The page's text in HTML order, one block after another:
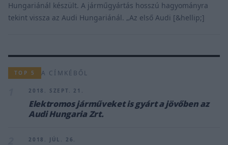
Hungariánál készült. A járműgyártás hosszú hagyományra
tekint vissza az Audi Hungariánál. „Az első Audi [&hellip;]
TOP 5 A CÍMKÉBŐL
2018. SZEPT. 21.
Elektromos járműveket is gyárt a jövőben az
Audi Hungaria Zrt.
2018. JÚL. 26.